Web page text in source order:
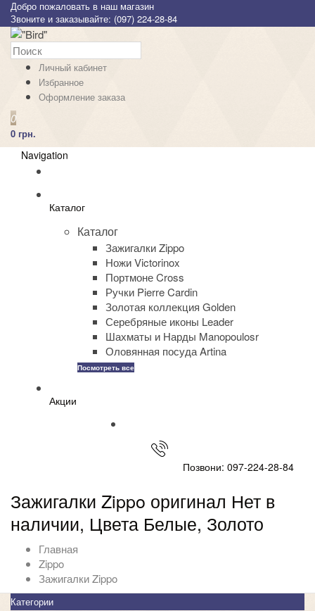
Добро пожаловать в наш магазин
Звоните и заказывайте: (097) 224-28-84
Личный кабинет
Избранное
Оформление заказа
0
0 грн.
Navigation
Каталог
Каталог
Зажигалки Zippo
Ножи Victorinox
Портмоне Cross
Ручки Pierre Cardin
Золотая коллекция Golden
Серебряные иконы Leader
Шахматы и Нарды Manopoulosr
Оловянная посуда Artina
Посмотреть все
Акции
Позвони: 097-224-28-84
Зажигалки Zippo оригинал Нет в
наличии, Цвета Белые, Золото
Главная
Zippo
Зажигалки Zippo
Категории